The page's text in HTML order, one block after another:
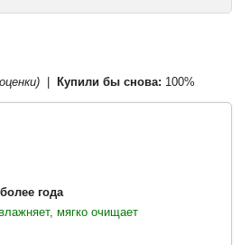
Купили бы снова: 100%
более года
мягко очищает